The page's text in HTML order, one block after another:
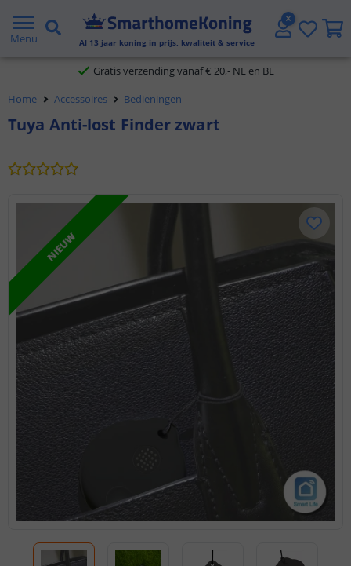
Menu Al 13 jaar koning in prijs, kwaliteit & service
2 jaar garantie
Gratis verzending vanaf € 20,- NL en BE
Klantbeoordeling 9.1
Home Accessoires Bedieningen
Tuya Anti-lost Finder zwart
NIEUW